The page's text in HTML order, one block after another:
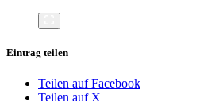
Eintrag teilen
Teilen auf Facebook
Teilen auf X